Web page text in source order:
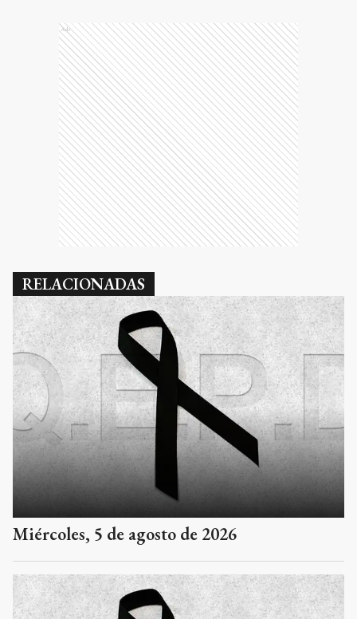
Ads
RELACIONADAS
Miércoles, 5 de agosto de 2026